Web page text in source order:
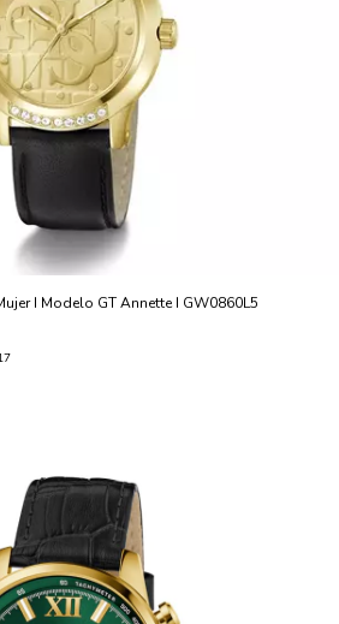
I Modelo GT Annette I GW0860L5